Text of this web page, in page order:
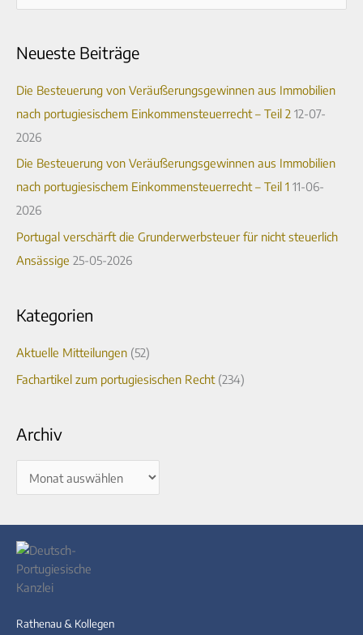
h
e
n
n
a
h
Neueste Beiträge
Die Besteuerung von Veräußerungsgewinnen aus Immobilien
nach portugiesischem Einkommensteuerrecht – Teil 2 12-07-
2026
Die Besteuerung von Veräußerungsgewinnen aus Immobilien
nach portugiesischem Einkommensteuerrecht – Teil 1 11-06-
2026
Portugal verschärft die Grunderwerbsteuer für nicht steuerlich
Ansässige 25-05-2026
Kategorien
Aktuelle Mitteilungen (52)
Fachartikel zum portugiesischen Recht(234)
Archiv
h
v
Rathenau & Kollegen